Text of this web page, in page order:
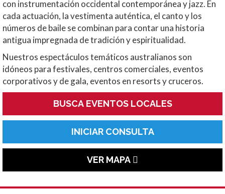
con instrumentación occidental contemporánea y jazz. En
cada actuación, la vestimenta auténtica, el canto y los
números de baile se combinan para contar una historia
antigua impregnada de tradición y espiritualidad.
Nuestros espectáculos temáticos australianos son
idóneos para festivales, centros comerciales, eventos
corporativos y de gala, eventos en resorts y cruceros.
BUSCA EVENTOS LOCALES
INICIAR CONSULTA
VER MAPA